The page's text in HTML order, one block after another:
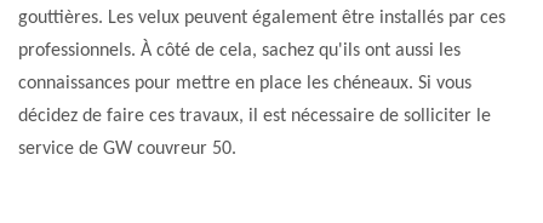
gouttières. Les velux peuvent également être installés par ces
professionnels. À côté de cela, sachez qu'ils ont aussi les
connaissances pour mettre en place les chéneaux. Si vous
décidez de faire ces travaux, il est nécessaire de solliciter le
service de GW couvreur 50.